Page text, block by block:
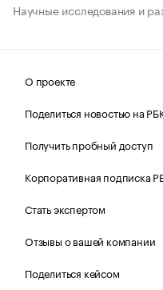
Научные исследования и
О проекте
Поделиться новостью на
Получить пробный доступ
Корпоративная подписка
Стать экспертом
Отзывы о вашей компании
Поделиться кейсом